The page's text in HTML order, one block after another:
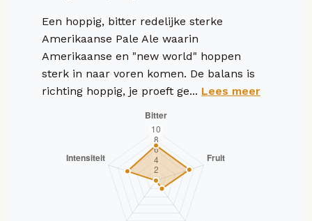
Een hoppig, bitter redelijke sterke
Amerikaanse Pale Ale waarin
Amerikaanse en "new world" hoppen
sterk in naar voren komen. De balans is
richting hoppig, je proeft ge... Lees meer